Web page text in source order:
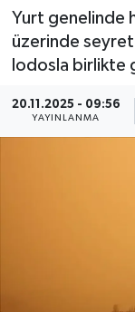
Yurt genelinde
üzerinde
lodosla birlikte
20.11.2025 - 09:56
YAYINLANMA
GÖKTÜRK
GÜNDEM